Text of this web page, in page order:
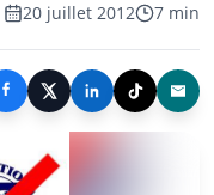
20 juillet 2012 7 min